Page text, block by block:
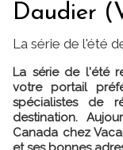
Daudier
La série de l'été
La série de l'été
votre portail
spécialistes de
destination.
Canada chez